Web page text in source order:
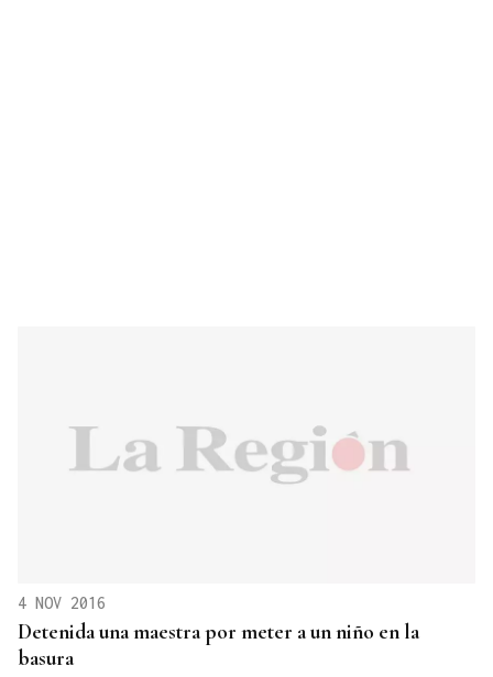
4 NOV 2016
Detenida una maestra por meter a un niño en la
basura